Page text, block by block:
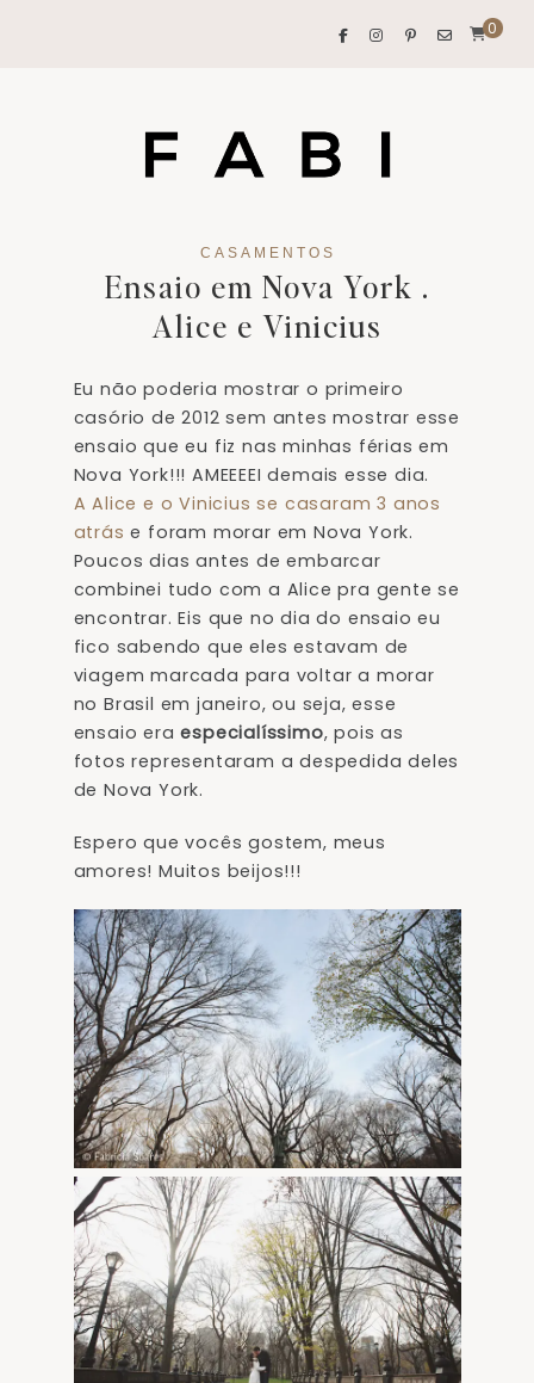
0
CASAMENTOS
Ensaio em Nova York .
Alice e Vinicius
Eu não poderia mostrar o primeiro
casório de 2012 sem antes mostrar esse
ensaio que eu fiz nas minhas férias em
Nova York!!! AMEEEEI demais esse dia.
A Alice e o Vinicius se casaram 3 anos
atrás e foram morar em Nova York.
Poucos dias antes de embarcar
combinei tudo com a Alice pra gente se
encontrar. Eis que no dia do ensaio eu
fico sabendo que eles estavam de
viagem marcada para voltar a morar
no Brasil em janeiro, ou seja, esse
ensaio eraespecialíssimo, pois as
fotos representaram a despedida deles
de Nova York.
Espero que vocês gostem, meus
amores! Muitos beijos!!!